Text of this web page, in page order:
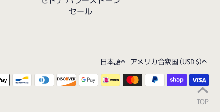
セール
日本語 アメリカ合衆国 (USD $)
TOP